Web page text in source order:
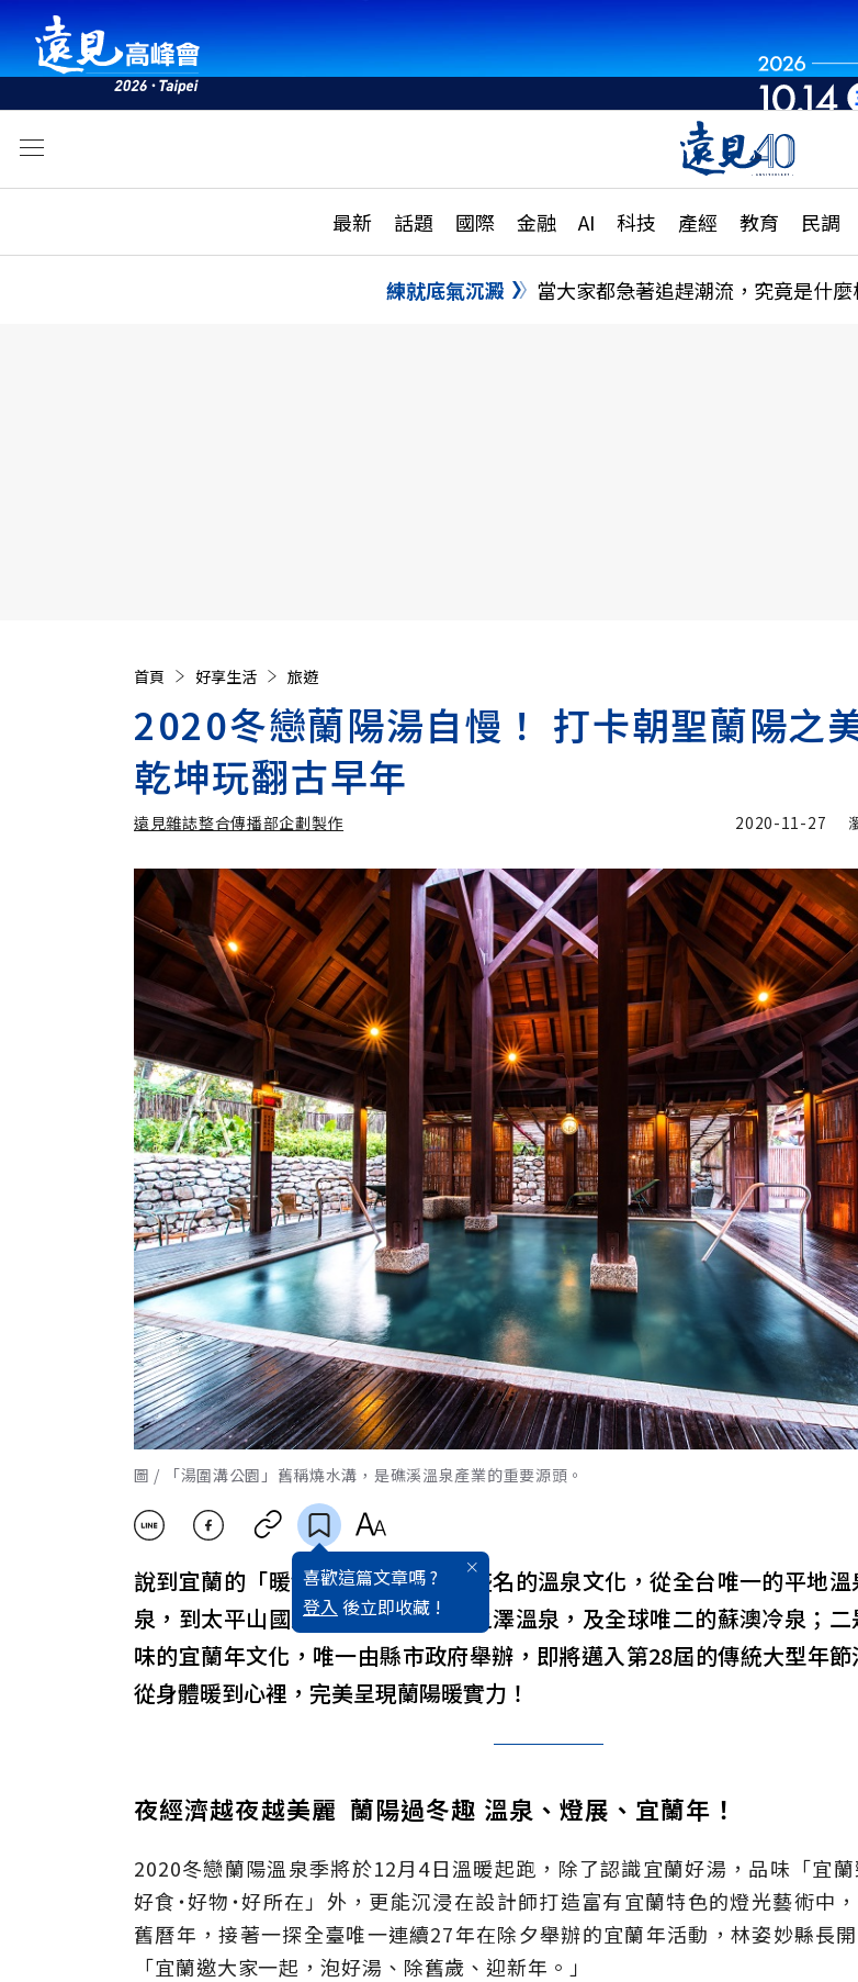
最新 話題 國際 金融 AI 科技 產經 教育 民調
活動
話題
國際
特輯
大學升學、職涯攻
縣市施政調查全
民調
練就底氣沉澱 當大家都急著追趕潮流，究竟是什
首頁 好享生活 旅遊
2020冬戀蘭陽湯自慢！ 打卡朝聖蘭陽之
乾坤玩翻古早年
遠見雜誌整合傳播部企劃製作
遠見雜誌整合傳播部企劃製作 加入追蹤
2020-11-27
圖 / 「湯圍溝公園」舊稱燒水溝，是礁溪溫泉產業的重要源頭。
喜歡這篇文章嗎 ?
登入 後立即收藏 !
說到宜蘭的「暖實力」有二，一是盛名的溫泉文化，從全台唯一的平地
泉，到太平山國家森林遊樂區的鳩之澤溫泉，及全球唯二的蘇澳冷泉；
味的宜蘭年文化，唯一由縣市政府舉辦，即將邁入第28屆的傳統大型年
從身體暖到心裡，完美呈現蘭陽暖實力！
夜經濟越夜越美麗 蘭陽過冬趣 溫泉、燈展、宜蘭年！
2020冬戀蘭陽溫泉季將於12月4日溫暖起跑，除了認識宜蘭好湯，品味「宜
好食˙好物˙好所在」外，更能沉浸在設計師打造富有宜蘭特色的燈光藝術中，
舊曆年，接著一探全臺唯一連續27年在除夕舉辦的宜蘭年活動，林姿妙縣長開
「宜蘭邀大家一起，泡好湯、除舊歲、迎新年。」